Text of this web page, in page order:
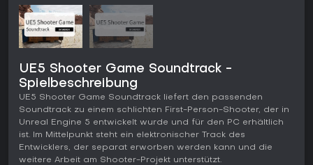
UE5 Shooter Game Soundtrack -
Spielbeschreibung
UE5 Shooter Game Soundtrack liefert den passenden
Soundtrack zu einem schlichten First-Person-Shooter, der in
Unreal Engine 5 entwickelt wurde und für den PC erhältlich
ist. Im Mittelpunkt steht ein elektronischer Track des
Entwicklers, der separat erworben werden kann und die
weitere Arbeit am Shooter-Projekt unterstützt.